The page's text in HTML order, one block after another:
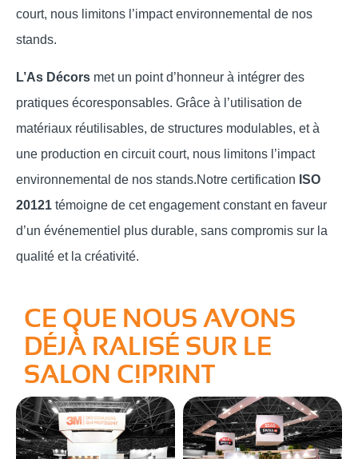
court, nous limitons l’impact environnemental de nos
stands.
L’As Décors met un point d’honneur à intégrer des
pratiques écoresponsables. Grâce à l’utilisation de
matériaux réutilisables, de structures modulables, et à
une production en circuit court, nous limitons l’impact
environnemental de nos stands.Notre certification ISO
20121 témoigne de cet engagement constant en faveur
d’un événementiel plus durable, sans compromis sur la
qualité et la créativité.
CE QUE NOUS AVONS
DÉJÀ RALISÉ SUR LE
SALON C!PRINT